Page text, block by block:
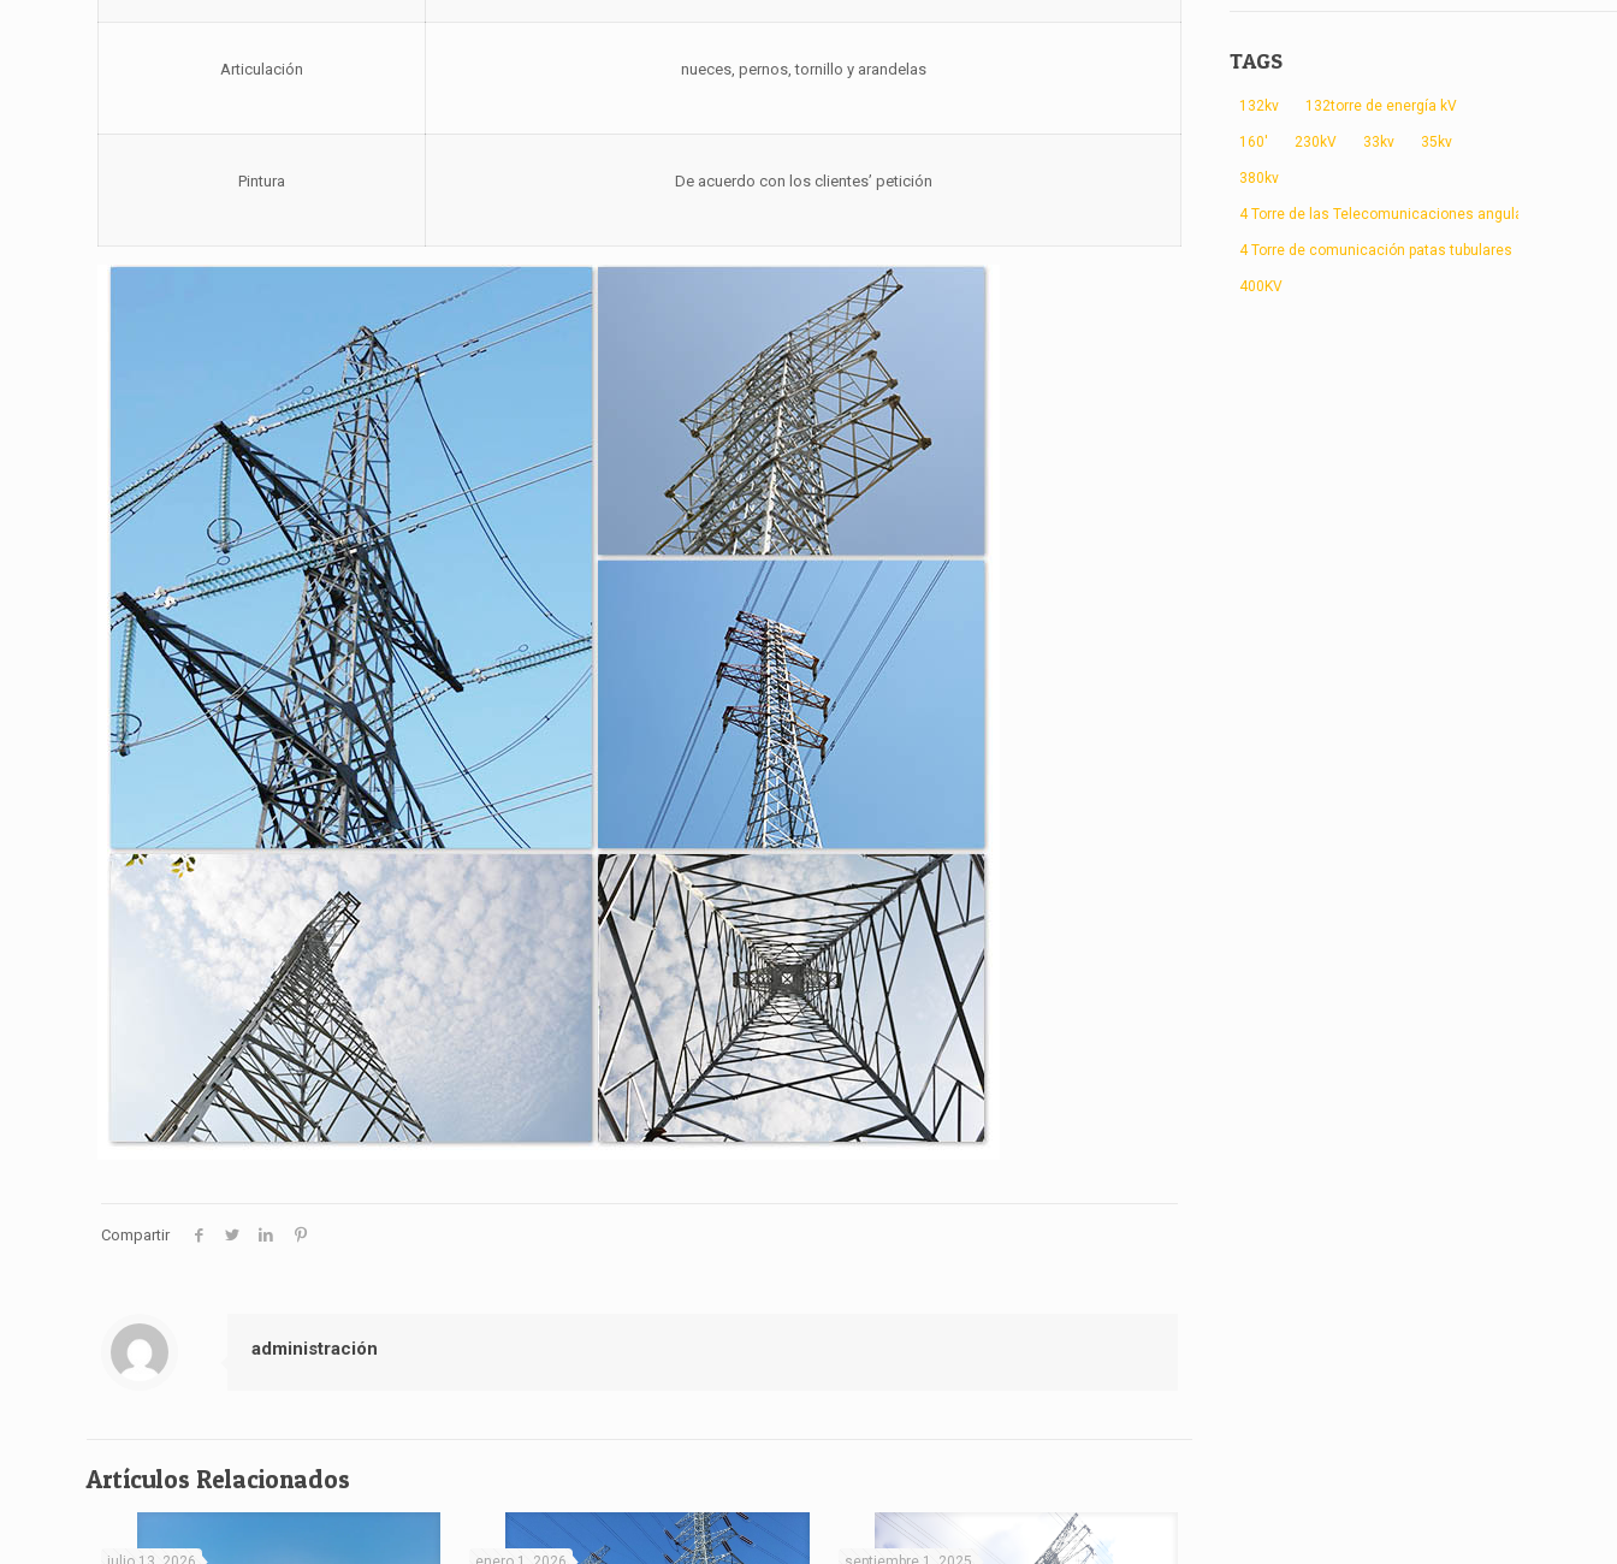
Articulación nueces, pernos, tornillo y arandelas
Pintura De acuerdo con los clientes’ petición
Compartir
administración
Artículos Relacionados
TAGS
132kv 132torre de energía kV
160' 230kV 33kv 35kv
380kv
4 Torre de las Telecomunicaciones angular patas
4 Torre de comunicación patas tubulares
400KV